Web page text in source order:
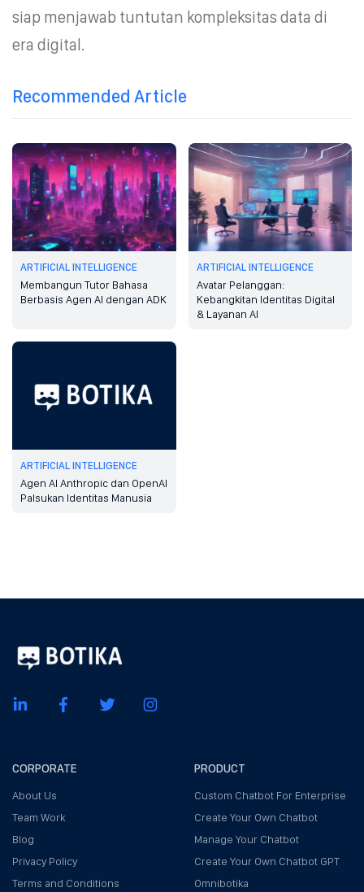
siap menjawab tuntutan kompleksitas data di
era digital.
Recommended Article
ARTIFICIAL INTELLIGENCE
Membangun Tutor Bahasa
Berbasis Agen AI dengan ADK
ARTIFICIAL INTELLIGENCE
Avatar Pelanggan:
Kebangkitan Identitas Digital
& Layanan AI
ARTIFICIAL INTELLIGENCE
Agen AI Anthropic dan OpenAI
Palsukan Identitas Manusia
CORPORATE
About Us
Team Work
Blog
Privacy Policy
Terms and Conditions
PRODUCT
Custom Chatbot For Enterprise
Create Your Own Chatbot
Manage Your Chatbot
Create Your Own Chatbot GPT
Omnibotika